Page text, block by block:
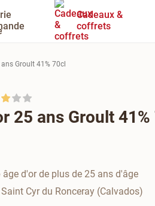
Cadeaux &
coffrets
Groult 41% 70cl
25 ans Groult
âge d'or de plus de 25 ans d'âge
Cyr du Ronceray (Calvados)